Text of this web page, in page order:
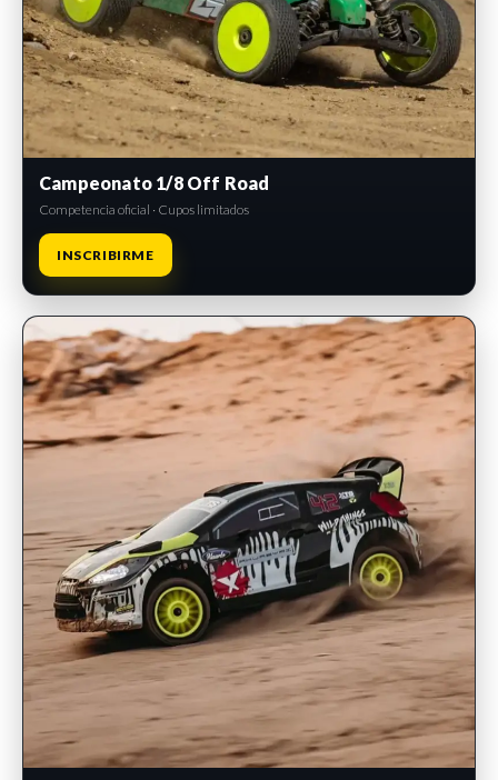
Campeonato 1/8 Off Road
Competencia oficial · Cupos limitados
INSCRIBIRME
INSCRIPCIONES ABIERTAS